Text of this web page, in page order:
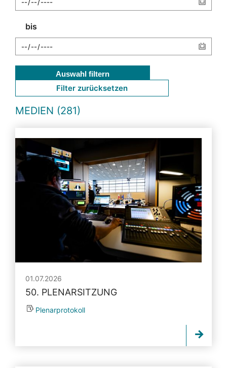
bis
Auswahl filtern
Filter zurücksetzen
MEDIEN (281)
01.07.2026
50. PLENARSITZUNG
Plenarprotokoll